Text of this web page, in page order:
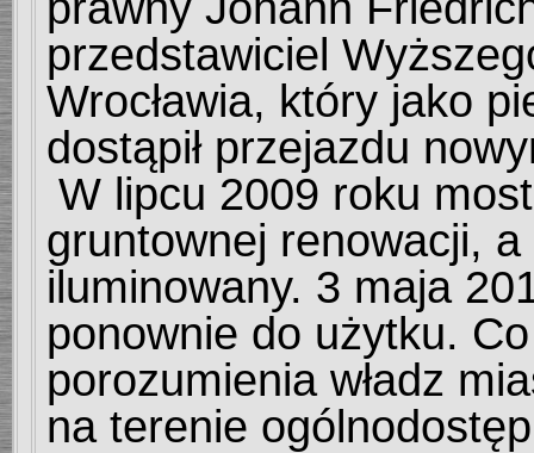
przedstawiciel
Wrocławia, który jako
dostąpił przejazdu
W lipcu 2009 roku
gruntownej renowacji, a
iluminowany. 3 maja
ponownie do użytku.
porozumienia władz
na terenie